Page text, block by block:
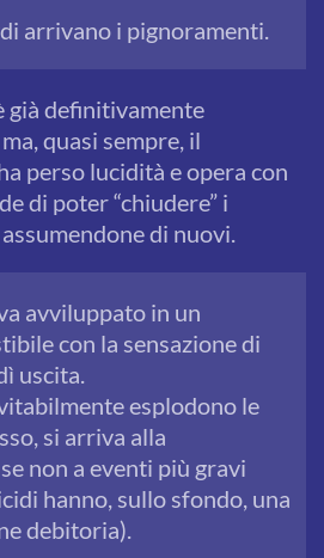
arrivano i pignoramenti.
già definitivamente
quasi sempre, il
perso lucidità e opera con
di poter “chiudere” i
di nuovi.
avviluppato in un
con la sensazione di
uscita.
esplodono le
si arriva alla
non a eventi più gravi
hanno, sullo sfondo, una
debitoria).